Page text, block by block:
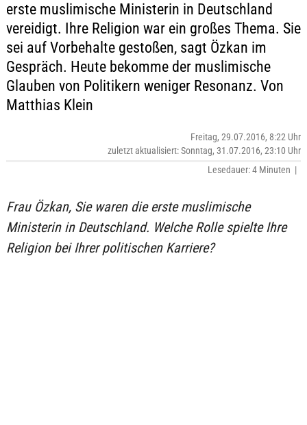
erste muslimische Ministerin in Deutschland
vereidigt. Ihre Religion war ein großes Thema. Sie
sei auf Vorbehalte gestoßen, sagt Özkan im
Gespräch. Heute bekomme der muslimische
Glauben von Politikern weniger Resonanz. Von
Matthias Klein
Freitag, 29.07.2016, 8:22 Uhr
zuletzt aktualisiert: Sonntag, 31.07.2016, 23:10 Uhr
Lesedauer: 4 Minuten |
Frau Özkan, Sie waren die erste muslimische
Ministerin in Deutschland. Welche Rolle spielte Ihre
Religion bei Ihrer politischen Karriere?